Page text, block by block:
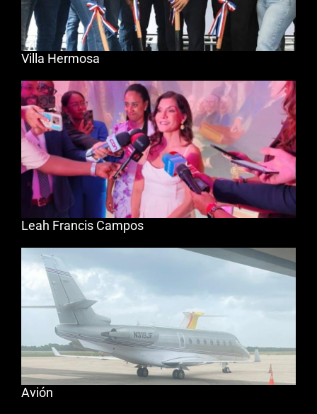
Villa Hermosa
Leah Francis Campos
Avión